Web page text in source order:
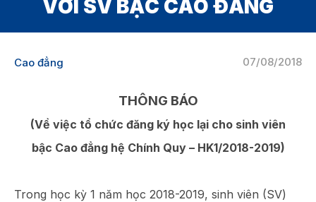
VỚI SV BẬC CAO ĐẲNG
07/08/2018
Cao đẳng
THÔNG BÁO
(Về việc tổ chức đăng ký học lại cho sinh viên
bậc Cao đẳng hệ Chính Quy – HK1/2018-2019)
Trong học kỳ 1 năm học 2018-2019, sinh viên (SV)